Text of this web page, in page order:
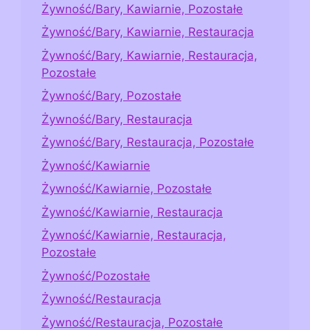
Żywność/Bary, Kawiarnie, Pozostałe
Żywność/Bary, Kawiarnie, Restauracja
Żywność/Bary, Kawiarnie, Restauracja,
Pozostałe
Żywność/Bary, Pozostałe
Żywność/Bary, Restauracja
Żywność/Bary, Restauracja, Pozostałe
Żywność/Kawiarnie
Żywność/Kawiarnie, Pozostałe
Żywność/Kawiarnie, Restauracja
Żywność/Kawiarnie, Restauracja,
Pozostałe
Żywność/Pozostałe
Żywność/Restauracja
Żywność/Restauracja, Pozostałe